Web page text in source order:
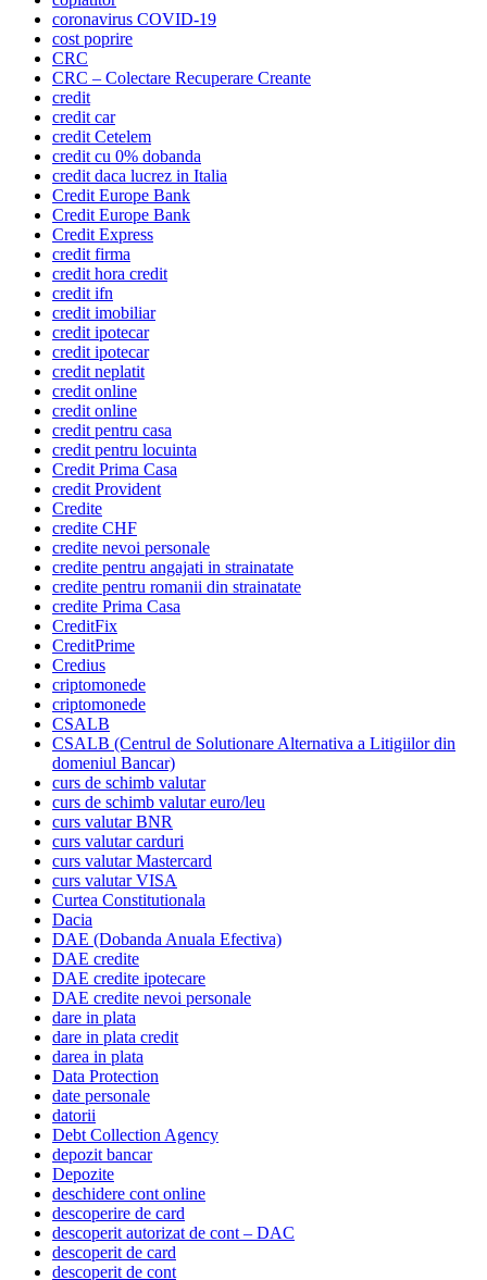
coronavirus COVID-19
cost poprire
CRC
CRC – Colectare Recuperare Creante
credit
credit car
credit Cetelem
credit cu 0% dobanda
credit daca lucrez in Italia
Credit Europe Bank
Credit Europe Bank
Credit Express
credit firma
credit hora credit
credit ifn
credit imobiliar
credit ipotecar
credit ipotecar
credit neplatit
credit online
credit online
credit pentru casa
credit pentru locuinta
Credit Prima Casa
credit Provident
Credite
credite CHF
credite nevoi personale
credite pentru angajati in strainatate
credite pentru romanii din strainatate
credite Prima Casa
CreditFix
CreditPrime
Credius
criptomonede
criptomonede
CSALB
CSALB (Centrul de Solutionare Alternativa a Litigiilor din
domeniul Bancar)
curs de schimb valutar
curs de schimb valutar euro/leu
curs valutar BNR
curs valutar carduri
curs valutar Mastercard
curs valutar VISA
Curtea Constitutionala
Dacia
DAE (Dobanda Anuala Efectiva)
DAE credite
DAE credite ipotecare
DAE credite nevoi personale
dare in plata
dare in plata credit
darea in plata
Data Protection
date personale
datorii
Debt Collection Agency
depozit bancar
Depozite
deschidere cont online
descoperire de card
descoperit autorizat de cont – DAC
descoperit de card
descoperit de cont